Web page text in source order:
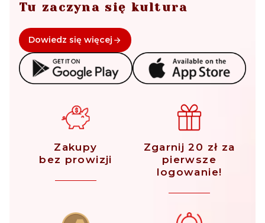
Tu zaczyna się kultura
Dowiedz się więcej
Zakupy
bez prowizji
Zgarnij 20 zł za
pierwsze
logowanie!